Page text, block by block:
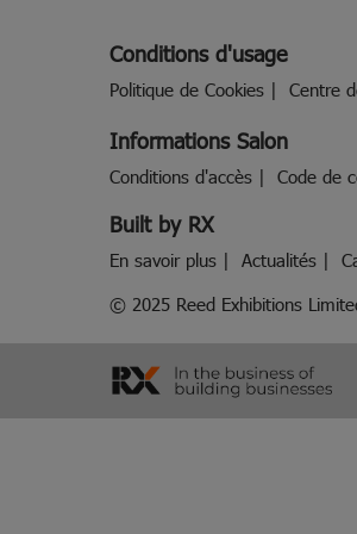
Conditions d'usage
Politique de Cookies Centre
Informations Salon
Conditions d'accès Code de
Built by RX
En savoir plus Actualités
© 2025 Reed Exhibitions